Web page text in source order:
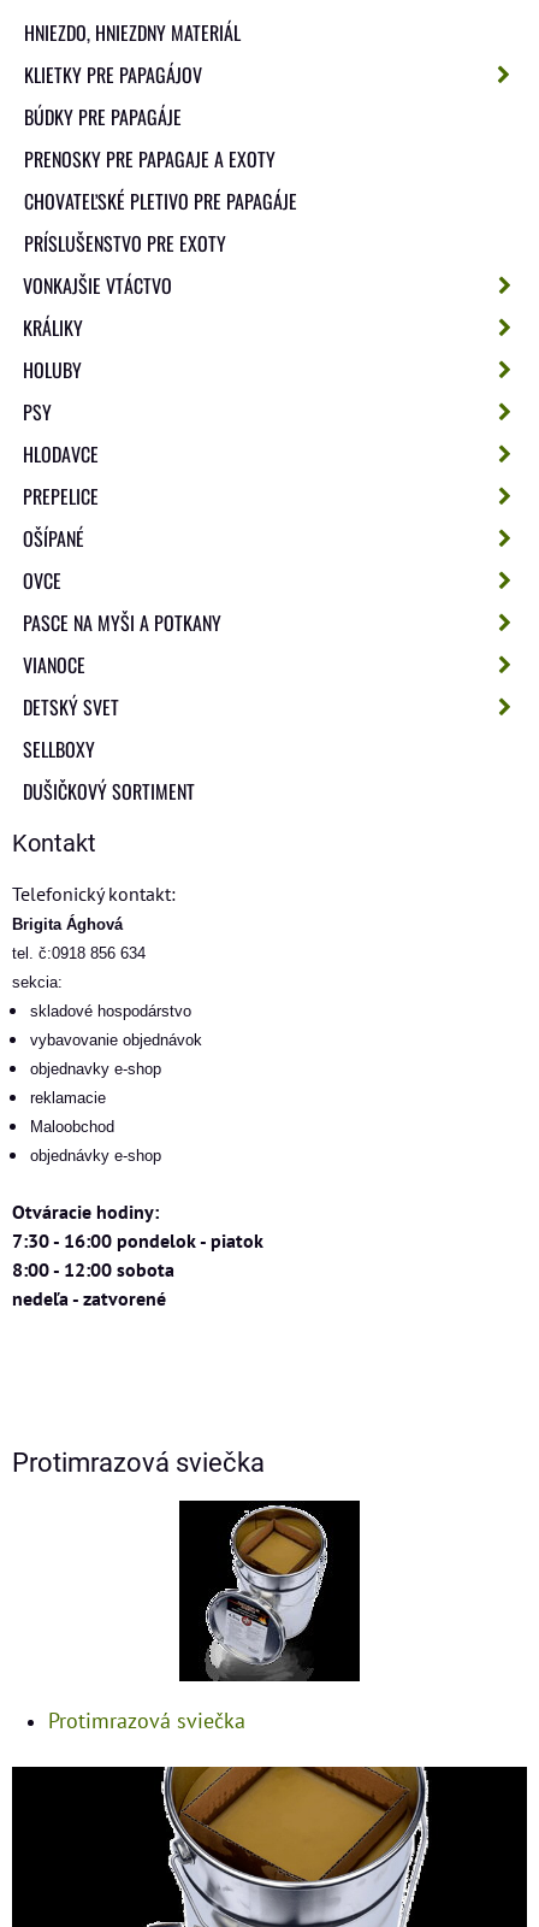
HNIEZDO, HNIEZDNY MATERIÁL
KLIETKY PRE PAPAGÁJOV
BÚDKY PRE PAPAGÁJE
PRENOSKY PRE PAPAGAJE A EXOTY
CHOVATEĽSKÉ PLETIVO PRE PAPAGÁJE
PRÍSLUŠENSTVO PRE EXOTY
VONKAJŠIE VTÁCTVO
KRÁLIKY
HOLUBY
PSY
HLODAVCE
PREPELICE
OŠÍPANÉ
OVCE
PASCE NA MYŠI A POTKANY
VIANOCE
DETSKÝ SVET
SELLBOXY
DUŠIČKOVÝ SORTIMENT
Kontakt
Telefonický kontakt:
Brigita Ághová
tel. č:0918 856 634
sekcia:
skladové hospodárstvo
vybavovanie objednávok
objednavky e-shop
reklamacie
Maloobchod
objednávky e-shop
Otváracie hodiny:
7:30 - 16:00 pondelok - piatok
8:00 - 12:00 sobota
nedeľa - zatvorené
Protimrazová sviečka
Protimrazová sviečka